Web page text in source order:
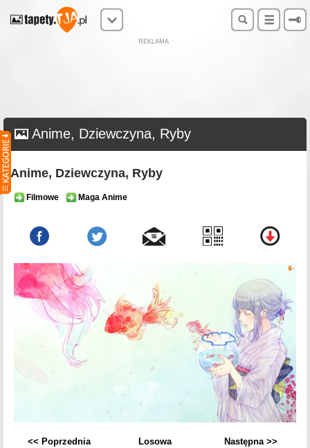
REKLAMA
Anime, Dziewczyna, Ryby
Anime, Dziewczyna, Ryby
Filmowe Maga Anime
<< Poprzednia Losowa Następna >>